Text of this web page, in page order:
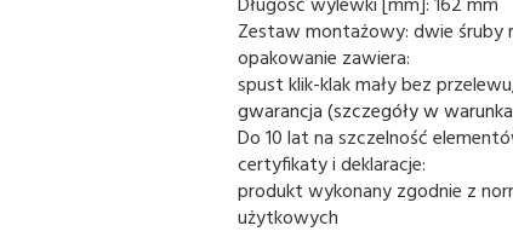
Zestaw montażowy:dwie śruby
opakowanie zawiera:
spust klik-klak mały bez
gwarancja (szczegóły w
Do 10 lat na szczelność
certyfikaty i deklaracje:
produkt wykonany zgodnie z
użytkowych